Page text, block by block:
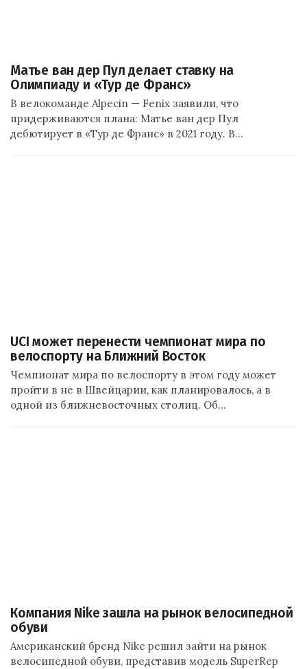
Матье ван дер Пул делает ставку на
Олимпиаду и «Тур де Франс»
В велокоманде Alpecin — Fenix заявили, что
придерживаются плана: Матье ван дер Пул
дебютирует в «Тур де Франс» в 2021 году. В…
UCI может перенести чемпионат мира по
велоспорту на Ближний Восток
Чемпионат мира по велоспорту в этом году может
пройти в не в Швейцарии, как планировалось, а в
одной из ближневосточных столиц. Об…
Компания Nike зашла на рынок велосипедной
обуви
Американский бренд Nike решил зайти на рынок
велосипедной обуви, представив модель SuperRep